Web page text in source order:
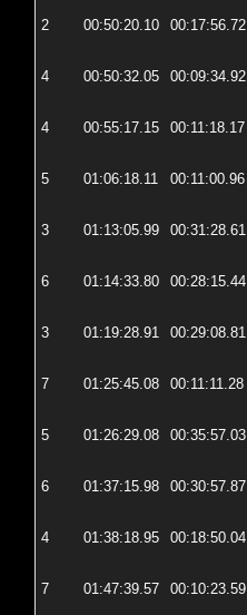
2 00:50:20.10 00:17:56.72
4 00:50:32.05 00:09:34.92
4 00:55:17.15 00:11:18.17
5 01:06:18.11 00:11:00.96
3 01:13:05.99 00:31:28.61
6 01:14:33.80 00:28:15.44
3 01:19:28.91 00:29:08.81
7 01:25:45.08 00:11:11.28
5 01:26:29.08 00:35:57.03
6 01:37:15.98 00:30:57.87
4 01:38:18.95 00:18:50.04
7 01:47:39.57 00:10:23.59